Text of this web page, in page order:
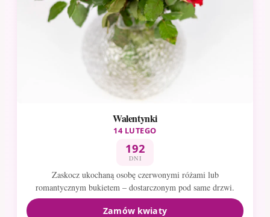
Walentynki
14 LUTEGO
192
DNI
Zaskocz ukochaną osobę czerwonymi różami lub
romantycznym bukietem – dostarczonym pod same drzwi.
Zamów kwiaty